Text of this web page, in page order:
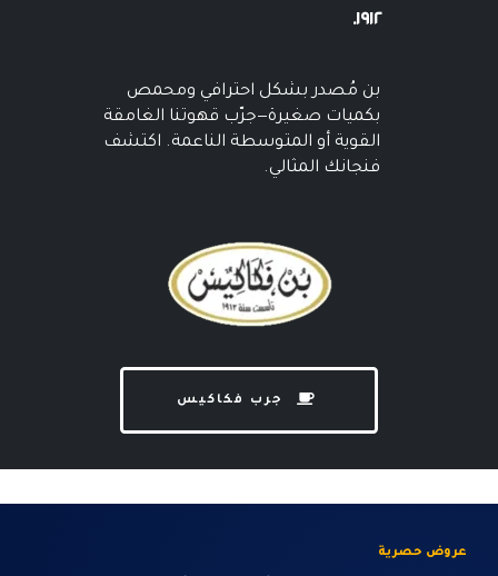
١٩١٢.
بن مُصدر بشكل احترافي ومحمص
بكميات صغيرة—جرّب قهوتنا الغامقة
القوية أو المتوسطة الناعمة. اكتشف
فنجانك المثالي.
جرب فكاكيس
عروض حصرية